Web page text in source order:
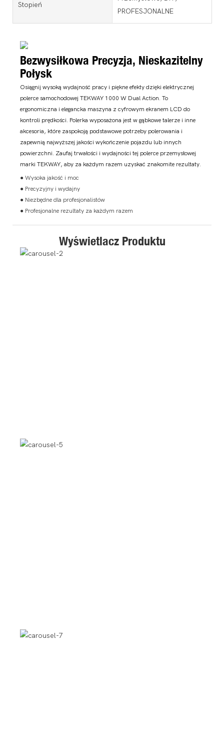
Stopień
PROFESJONALNE
Bezwysiłkowa Precyzja, Nieskazitelny
Połysk
Osiągnij wysoką wydajność pracy i piękne efekty dzięki elektrycznej
polerce samochodowej TEKWAY 1000 W Dual Action. To
ergonomiczna i elegancka maszyna z cyfrowym ekranem LCD do
kontroli prędkości. Polerka wyposażona jest w gąbkowe talerze i inne
akcesoria, które zaspokoją podstawowe potrzeby polerowania i
zapewnią najwyższej jakości wykończenie pojazdu lub innych
powierzchni. Zaufaj trwałości i wydajności tej polerce przemysłowej
marki TEKWAY, aby za każdym razem uzyskać znakomite rezultaty.
● Wysoka jakość i moc
● Precyzyjny i wydajny
● Niezbędne dla profesjonalistów
● Profesjonalne rezultaty za każdym razem
Wyświetlacz Produktu